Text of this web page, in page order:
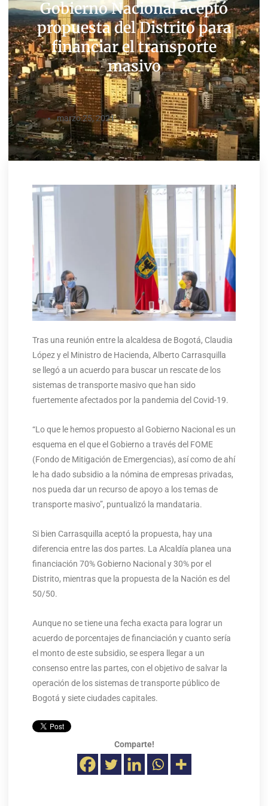
Gobierno Nacional aceptó
propuesta del Distrito para
financiar el transporte
masivo
marzo 25, 2021
Tras una reunión entre la alcaldesa de Bogotá, Claudia
López y el Ministro de Hacienda, Alberto Carrasquilla
se llegó a un acuerdo para buscar un rescate de los
sistemas de transporte masivo que han sido
fuertemente afectados por la pandemia del Covid-19.
“Lo que le hemos propuesto al Gobierno Nacional es un
esquema en el que el Gobierno a través del FOME
(Fondo de Mitigación de Emergencias), así como de ahí
le ha dado subsidio a la nómina de empresas privadas,
nos pueda dar un recurso de apoyo a los temas de
transporte masivo”, puntualizó la mandataria.
Si bien Carrasquilla aceptó la propuesta, hay una
diferencia entre las dos partes. La Alcaldía planea una
financiación 70% Gobierno Nacional y 30% por el
Distrito, mientras que la propuesta de la Nación es del
50/50.
Aunque no se tiene una fecha exacta para lograr un
acuerdo de porcentajes de financiación y cuanto sería
el monto de este subsidio, se espera llegar a un
consenso entre las partes, con el objetivo de salvar la
operación de los sistemas de transporte público de
Bogotá y siete ciudades capitales.
Comparte!